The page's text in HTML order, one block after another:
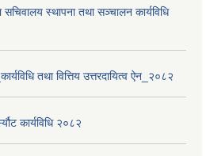
सचिवालय स्थापना तथा सञ्चालन कार्यविधि
तथा वित्तिय उत्तरदायित्व ऐन_२०८२
कार्यविधि २०८२